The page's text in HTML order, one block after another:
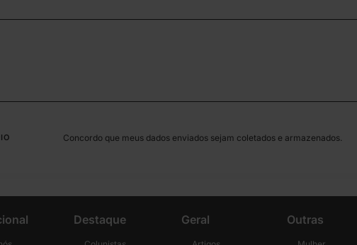
Concordo que meus dados enviados sejam coletados e armazenados.
Destaque Geral Outras